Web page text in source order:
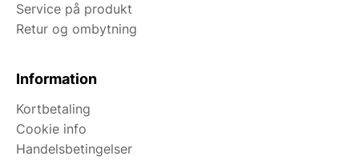
Service på produkt
Retur og ombytning
Information
Kortbetaling
Cookie info
Handelsbetingelser